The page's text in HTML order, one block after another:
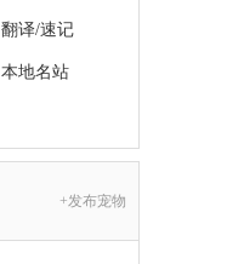
翻译/速记
本地名站
+发布宠物